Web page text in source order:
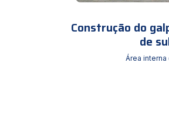
Construção do
de
Área interna